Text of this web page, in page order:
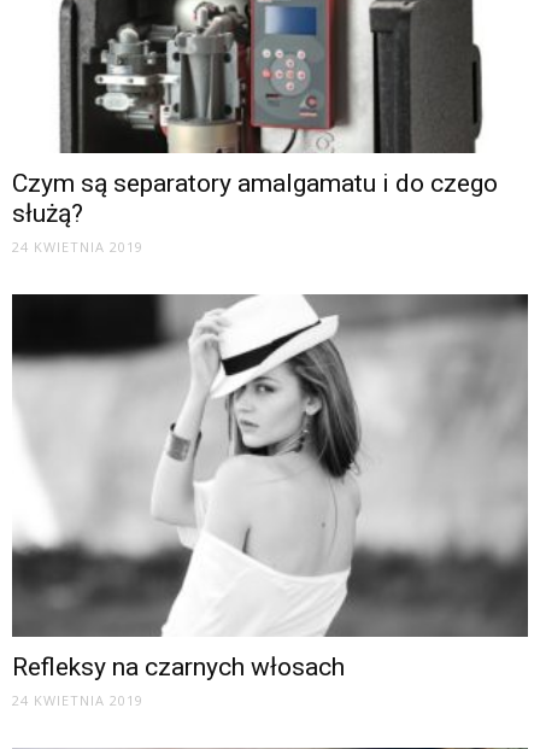
Czym są separatory amalgamatu i do czego
służą?
24 KWIETNIA 2019
Refleksy na czarnych włosach
24 KWIETNIA 2019